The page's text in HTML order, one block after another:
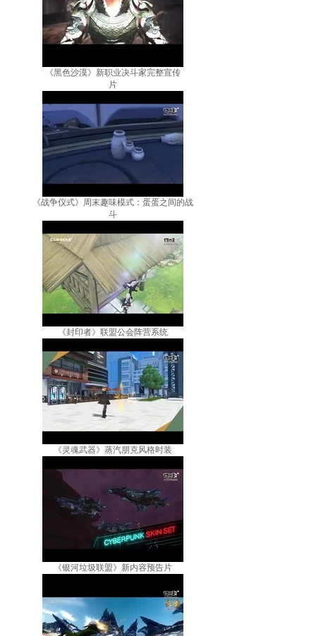
《黑色沙漠》新职业决斗家完整宣传
片
《战争仪式》周末趣味模式：蛋蛋之间的战
斗
《封印者》联盟公会阵营系统
《灵魂武器》蒸汽朋克风格时装
《银河垃圾联盟》新内容预告片